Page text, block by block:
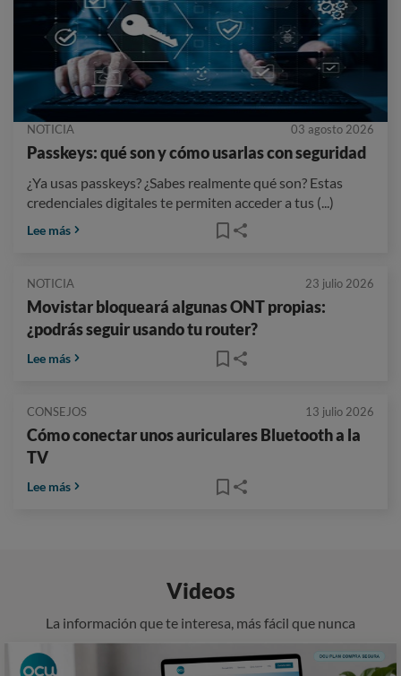
NOTICIA 03 agosto 2026
Passkeys: qué son y cómo usarlas con seguridad
¿Ya usas passkeys? ¿Sabes realmente qué son? Estas
credenciales digitales te permiten acceder a tus (...)
Lee más
NOTICIA 23 julio 2026
Movistar bloqueará algunas ONT propias:
¿podrás seguir usando tu router?
Lee más
CONSEJOS 13 julio 2026
Cómo conectar unos auriculares Bluetooth a la
TV
Lee más
Videos
La información que te interesa, más fácil que nunca